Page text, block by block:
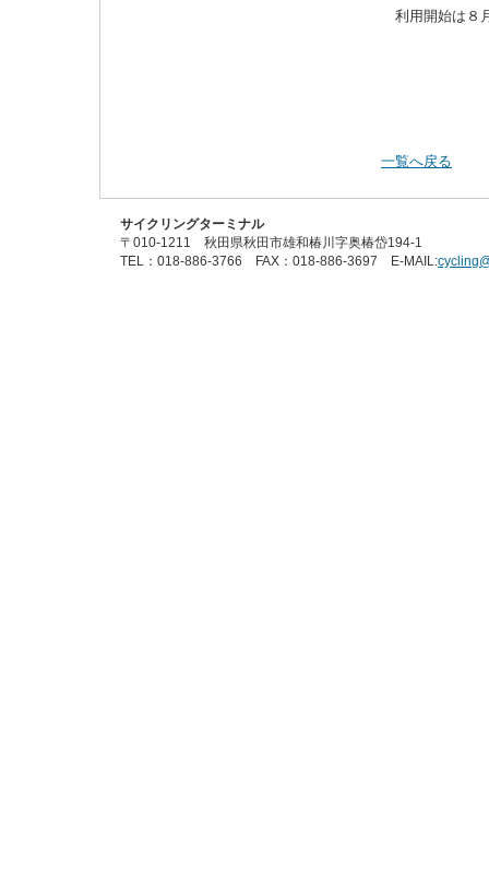
利用開始は８
一覧へ戻る
サイクリングターミナル
〒010-1211 秋田県秋田市雄和椿川字奥椿岱194-1
TEL：018-886-3766 FAX：018-886-3697 E-MAIL: